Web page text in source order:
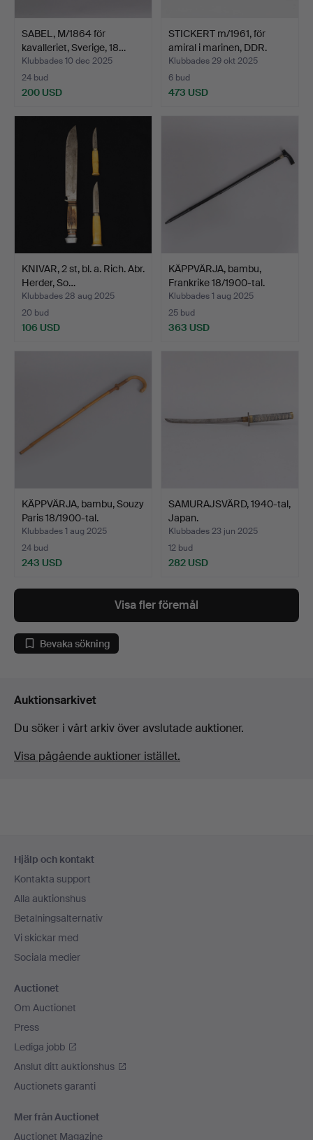
SABEL, M/1864 för
kavalleriet, Sverige, 18…
Klubbades 10 dec 2025
24 bud
200 USD
STICKERT m/1961, för
amiral i marinen, DDR.
Klubbades 29 okt 2025
6 bud
473 USD
KNIVAR, 2 st, bl. a. Rich. Abr.
Herder, So…
Klubbades 28 aug 2025
20 bud
106 USD
KÄPPVÄRJA, bambu,
Frankrike 18/1900-tal.
Klubbades 1 aug 2025
25 bud
363 USD
KÄPPVÄRJA, bambu, Souzy
Paris 18/1900-tal.
Klubbades 1 aug 2025
24 bud
243 USD
SAMURAJSVÄRD, 1940-tal,
Japan.
Klubbades 23 jun 2025
12 bud
282 USD
Visa fler föremål
Bevaka sökning
Auktionsarkivet
Du söker i vårt arkiv över avslutade auktioner.
Visa pågående auktioner istället.
Hjälp och kontakt
Kontakta support
Alla auktionshus
Betalningsalternativ
Vi skickar med
Sociala medier
Auctionet
Om Auctionet
Press
Lediga jobb
Anslut ditt auktionshus
Auctionets garanti
Mer från Auctionet
Auctionet Magazine